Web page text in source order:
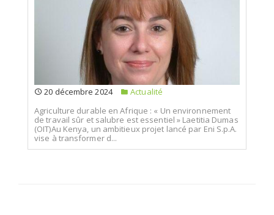
20 décembre 2024
Actualité
Agriculture durable en Afrique : « Un environnement
de travail sûr et salubre est essentiel » Laetitia Dumas
(OIT)Au Kenya, un ambitieux projet lancé par Eni S.p.A.
vise à transformer d...